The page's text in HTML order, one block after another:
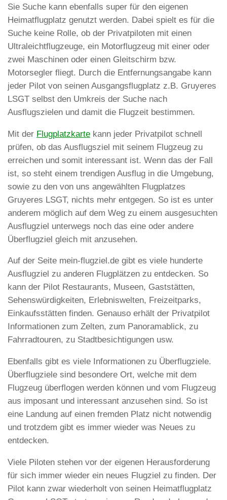
Sie Suche kann ebenfalls super für den eigenen
Heimatflugplatz genutzt werden. Dabei spielt es für die
Suche keine Rolle, ob der Privatpiloten mit einen
Ultraleichtflugzeuge, ein Motorflugzeug mit einer oder
zwei Maschinen oder einen Gleitschirm bzw.
Motorsegler fliegt. Durch die Entfernungsangabe kann
jeder Pilot von seinen Ausgangsflugplatz z.B. Gruyeres
LSGT selbst den Umkreis der Suche nach
Ausflugszielen und damit die Flugzeit bestimmen.
Mit der Flugplatzkarte kann jeder Privatpilot schnell
prüfen, ob das Ausflugsziel mit seinem Flugzeug zu
erreichen und somit interessant ist. Wenn das der Fall
ist, so steht einem trendigen Ausflug in die Umgebung,
sowie zu den von uns angewählten Flugplatzes
Gruyeres LSGT, nichts mehr entgegen. So ist es unter
anderem möglich auf dem Weg zu einem ausgesuchten
Ausflugziel unterwegs noch das eine oder andere
Überflugziel gleich mit anzusehen.
Auf der Seite mein-flugziel.de gibt es viele hunderte
Ausflugziel zu anderen Flugplätzen zu entdecken. So
kann der Pilot Restaurants, Museen, Gaststätten,
Sehenswürdigkeiten, Erlebniswelten, Freizeitparks,
Einkaufsstätten finden. Genauso erhält der Privatpilot
Informationen zum Zelten, zum Panoramablick, zu
Fahrradtouren, zu Stadtbesichtigungen usw.
Ebenfalls gibt es viele Informationen zu Überflugziele.
Überflugziele sind besondere Ort, welche mit dem
Flugzeug überflogen werden können und vom Flugzeug
aus imposant und interessant anzusehen sind. So ist
eine Landung auf einen fremden Platz nicht notwendig
und trotzdem gibt es immer wieder was Neues zu
entdecken.
Viele Piloten stehen vor der eigenen Herausforderung
für sich immer wieder ein neues Flugziel zu finden. Der
Pilot kann zwar wiederholt von seinen Heimatflugplatz